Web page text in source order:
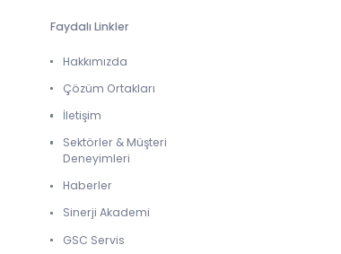
Faydalı Linkler
Hakkımızda
Çözüm Ortakları
İletişim
Sektörler & Müşteri
Deneyimleri
Haberler
Sinerji Akademi
GSC Servis